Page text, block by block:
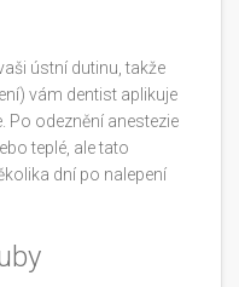
ústní dutinu, takže
vám dentist aplikuje
Po odeznění anestezie
teplé, ale tato
dní po nalepení